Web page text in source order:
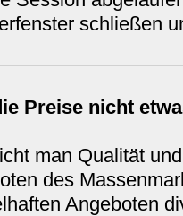
schließen
Preise nicht
man Qualität
des
Angeboten